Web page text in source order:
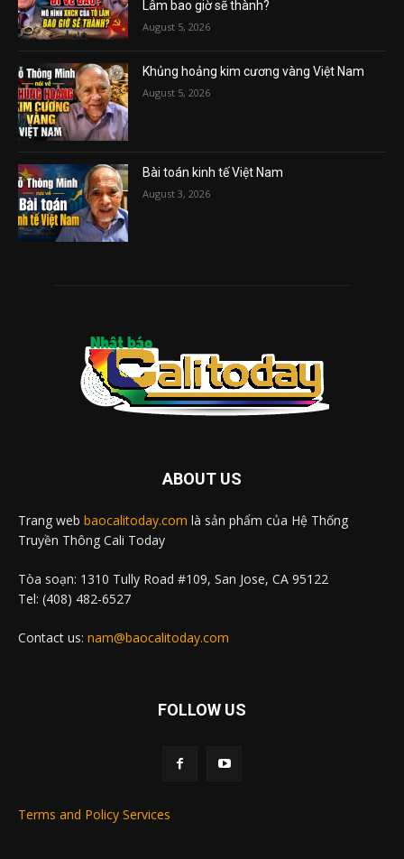
Lâm bao giờ sẽ thành?
August 5, 2026
Khủng hoảng kim cương vàng Việt Nam
August 5, 2026
Bài toán kinh tế Việt Nam
August 3, 2026
ABOUT US
Trang web baocalitoday.com là sản phẩm của Hệ Thống
Truyền Thông Cali Today
Tòa soạn: 1310 Tully Road #109, San Jose, CA 95122
Tel: (408) 482-6527
Contact us: nam@baocalitoday.com
FOLLOW US
Terms and Policy Services